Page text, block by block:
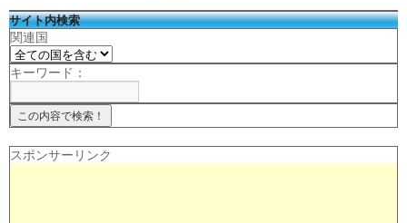
サイト内検索
関連国
キーワード：
スポンサーリンク